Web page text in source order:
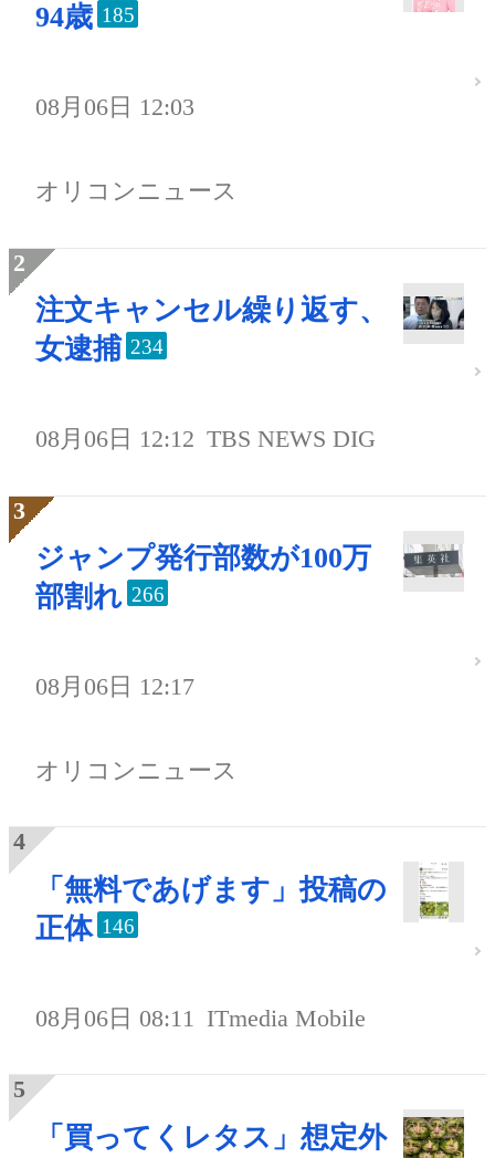
94歳 185
08月06日 12:03
オリコンニュース
注文キャンセル繰り返す、
女逮捕 234
08月06日 12:12 TBS NEWS DIG
ジャンプ発行部数が100万
部割れ 266
08月06日 12:17
オリコンニュース
「無料であげます」投稿の
正体 146
08月06日 08:11 ITmedia Mobile
「買ってくレタス」想定外